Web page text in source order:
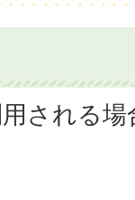
される